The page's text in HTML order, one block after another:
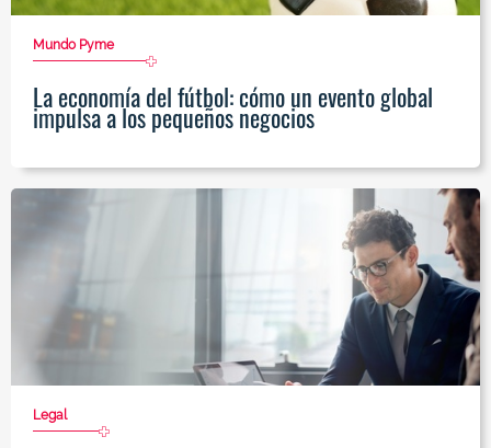
Mundo Pyme
La economía del fútbol: cómo un evento global
impulsa a los pequeños negocios
Legal